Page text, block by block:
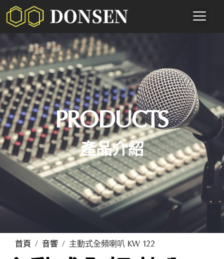
PRODUCTS
產品介紹
首頁 / 音響 / 主動式全頻喇叭 KW 122